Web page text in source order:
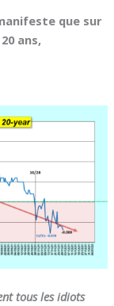
que sur
ans,
tous les idiots